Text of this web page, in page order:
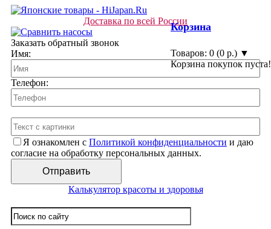
Доставка по всей РоссииКорзина
Товаров: 0 (0 р.) ▼
Корзина покупок пуста!
Заказать обратный звонок
Имя:
Телефон:
Я ознакомлен с Политикой конфиденциальности и даю
согласие на обработку персональных данных.
Калькулятор красоты и здоровья